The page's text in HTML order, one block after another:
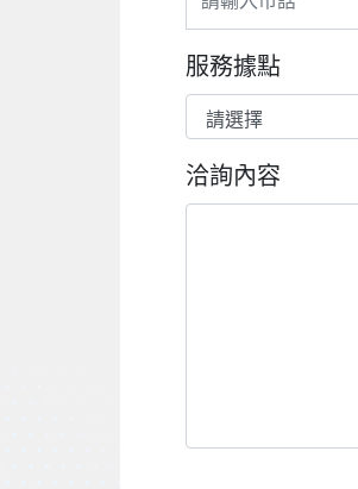
服務據點
洽詢內容